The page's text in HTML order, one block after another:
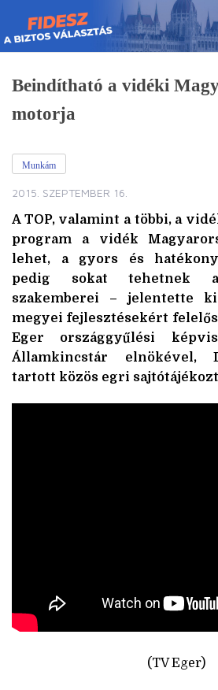
Skip
to
content
Beindítható a vidéki
motorja
Munkám
2015. SZEPTEMBER 16.
A TOP, valamint a többi, a
program a vidék
lehet, a gyors és
pedig sokat tehetnek
szakemberei – jelentette
megyei fejlesztésekért
Eger országgyűlési
Államkincstár elnökével,
tartott közös egri
(TV Eger)